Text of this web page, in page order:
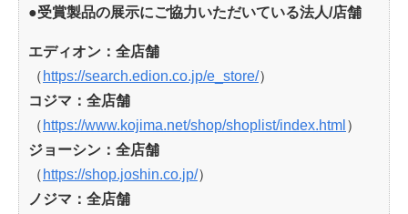
●受賞製品の展示にご協力いただいている法人/店舗
エディオン：全店舗
（ https://search.edion.co.jp/e_store/）
コジマ：全店舗
（ https://www.kojima.net/shop/shoplist/index.html ）
ジョーシン：全店舗
（ https://shop.joshin.co.jp/）
ノジマ：全店舗